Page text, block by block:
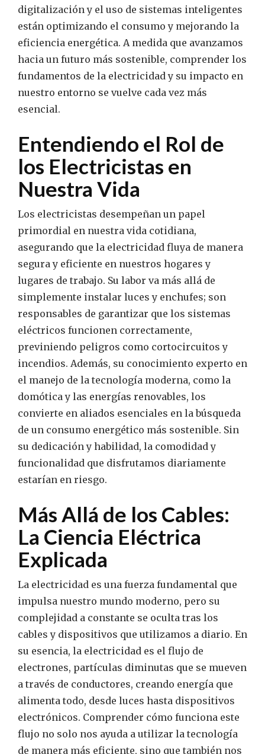
digitalización y el uso de sistemas inteligentes
están optimizando el consumo y mejorando la
eficiencia energética. A medida que avanzamos
hacia un futuro más sostenible, comprender los
fundamentos de la electricidad y su impacto en
nuestro entorno se vuelve cada vez más
esencial.
Entendiendo el Rol de
los Electricistas en
Nuestra Vida
Los electricistas desempeñan un papel
primordial en nuestra vida cotidiana,
asegurando que la electricidad fluya de manera
segura y eficiente en nuestros hogares y
lugares de trabajo. Su labor va más allá de
simplemente instalar luces y enchufes; son
responsables de garantizar que los sistemas
eléctricos funcionen correctamente,
previniendo peligros como cortocircuitos y
incendios. Además, su conocimiento experto en
el manejo de la tecnología moderna, como la
domótica y las energías renovables, los
convierte en aliados esenciales en la búsqueda
de un consumo energético más sostenible. Sin
su dedicación y habilidad, la comodidad y
funcionalidad que disfrutamos diariamente
estarían en riesgo.
Más Allá de los Cables:
La Ciencia Eléctrica
Explicada
La electricidad es una fuerza fundamental que
impulsa nuestro mundo moderno, pero su
complejidad a constante se oculta tras los
cables y dispositivos que utilizamos a diario. En
su esencia, la electricidad es el flujo de
electrones, partículas diminutas que se mueven
a través de conductores, creando energía que
alimenta todo, desde luces hasta dispositivos
electrónicos. Comprender cómo funciona este
flujo no solo nos ayuda a utilizar la tecnología
de manera más eficiente, sino que también nos